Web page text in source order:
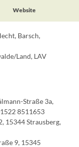
Website
Barsch,
Land, LAV
Straße 3a,
8511653
15344 Strausberg,
9, 15345